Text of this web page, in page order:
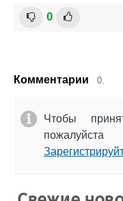
0
Комментарии 0.
Чтобы